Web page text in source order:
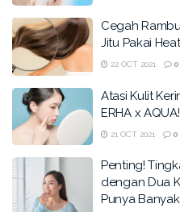
Cegah
Jitu Pakai
22 OCT 2021 0
Atasi Kulit
ERHA x AQUA!
21 OCT 2021 0
Penting!
dengan Dua
Punya